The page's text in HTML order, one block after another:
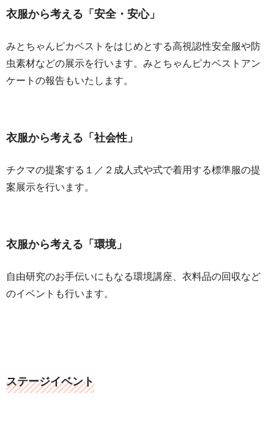
衣服から考える「安全・安心」
みとちゃんピカベストをはじめとする高視認性安全服や防
虫素材などの展示を行います。みとちゃんピカベストアン
ケートの報告もいたします。
衣服から考える「社会性」
チクマの提案する１／２成人式や式で着用する標準服の提
案展示を行います。
衣服から考える「環境」
自由研究のお手伝いにもなる環境講座、衣料品の回収など
のイベントも行います。
ステージイベント